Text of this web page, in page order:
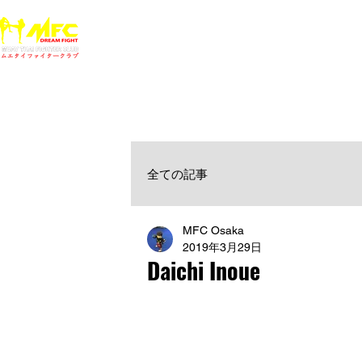
全ての記事
Daichi Inoue
MFC Osaka
2019年3月29日